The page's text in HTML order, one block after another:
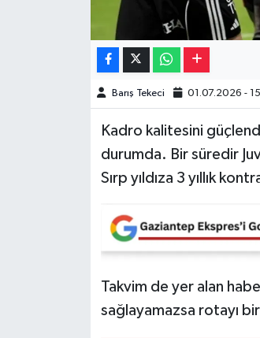
Barış Tekeci 01.07.2026 -
Kadro kalitesini
durumda. Bir süredir
Sırp yıldıza 3 yıllık
Takvim de yer alan
sağlayamazsa rotayı
Video Haber
Yeme-İçme